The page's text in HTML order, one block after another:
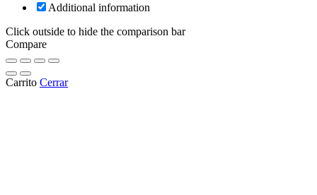
Additional information
Click outside to hide the comparison bar
Compare
Carrito Cerrar